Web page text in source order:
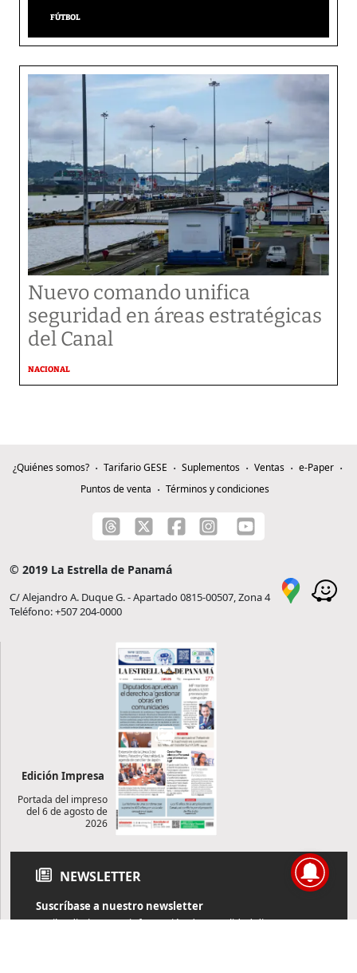
FÚTBOL
Nuevo comando unifica
seguridad en áreas estratégicas
del Canal
NACIONAL
¿Quiénes somos? Tarifario GESE Suplementos Ventas
e-Paper
Puntos de venta
Términos y condiciones
© 2019 La Estrella de Panamá
C/ Alejandro A. Duque G. - Apartado 0815-00507, Zona 4
Teléfono: +507 204-0000
Edición Impresa
Portada del impreso
del 6 de agosto de
2026
NEWSLETTER
Suscríbase a nuestro newsletter
Reciba diariamente información de actualidad directamente en